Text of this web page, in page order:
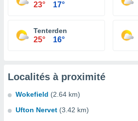
23° 17°
Tenterden
25° 16°
Localités à proximité
Wokefield (2.64 km)
Ufton Nervet (3.42 km)